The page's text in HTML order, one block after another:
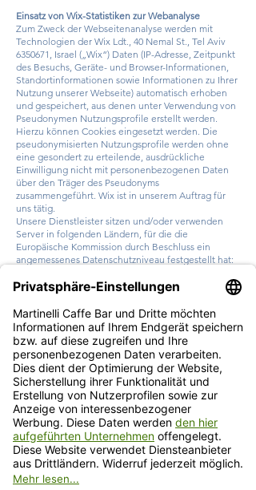
Einsatz von Wix-Statistiken zur Webanalyse
Zum Zweck der Webseitenanalyse werden mit
Technologien der Wix Ldt., 40 Nemal St., Tel Aviv
6350671 , Israel („Wix“) Daten (IP-Adresse, Zeitpunkt
des Besuchs, Geräte- und Browser-Informationen,
Standortinformationen sowie Informationen zu Ihrer
Nutzung unserer Webseite) automatisch erhoben
und gespeichert, aus denen unter Verwendung von
Pseudonymen Nutzungsprofile erstellt werden.
Hierzu können Cookies eingesetzt werden. Die
pseudonymisierten Nutzungsprofile werden ohne
eine gesondert zu erteilende, ausdrückliche
Einwilligung nicht mit personenbezogenen Daten
über den Träger des Pseudonyms
zusammengeführt. Wix ist in unserem Auftrag für
uns tätig.
Unsere Dienstleister sitzen und/oder verwenden
Server in folgenden Ländern, für die die
Europäische Kommission durch Beschluss ein
angemessenes Datenschutzniveau festgestellt hat:
Der Angemessenheitsbeschluss für die USA gilt als
Grundlage für die Drittlandsübermittlung, soweit
der jeweilige Dienstleister zertifiziert ist. Eine
Zertifizierung liegt vor.
Unsere Dienstleister sitzen und/oder verwenden
Server in diesen Ländern: Brasilien, Mexiko, Indien,
Ukraine.
Für diese Länder liegt kein
Angemessenheitsbeschluss der Europäischen
Kommission vor. Unsere Zusammenarbeit mit Ihnen
stützt sich auf diese Garantien:
Standarddatenschutzklauseln der Europäischen
Union.